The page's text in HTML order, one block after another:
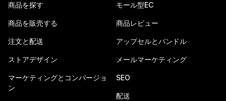
商品を探す
商品を販売する
注文と配送
ストアデザイン
マーケティングとコンバージョ
ン
モール型EC
商品レビュー
アップセルとバンドル
メールマーケティング
SEO
配送